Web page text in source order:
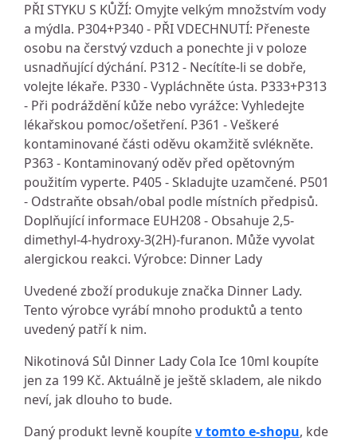
PŘI STYKU S KŮŽÍ: Omyjte velkým množstvím vody
a mýdla. P304+P340 - PŘI VDECHNUTÍ: Přeneste
osobu na čerstvý vzduch a ponechte ji v poloze
usnadňující dýchání. P312 - Necítíte-li se dobře,
volejte lékaře. P330 - Vypláchněte ústa. P333+P313
- Při podráždění kůže nebo vyrážce: Vyhledejte
lékařskou pomoc/ošetření. P361 - Veškeré
kontaminované části oděvu okamžitě svlékněte.
P363 - Kontaminovaný oděv před opětovným
použitím vyperte. P405 - Skladujte uzamčené. P501
- Odstraňte obsah/obal podle místních předpisů.
Doplňující informace EUH208 - Obsahuje 2,5-
dimethyl-4-hydroxy-3(2H)-furanon. Může vyvolat
alergickou reakci. Výrobce: Dinner Lady
Uvedené zboží produkuje značka Dinner Lady.
Tento výrobce vyrábí mnoho produktů a tento
uvedený patří k nim.
Nikotinová Sůl Dinner Lady Cola Ice 10ml koupíte
jen za 199 Kč. Aktuálně je ještě skladem, ale nikdo
neví, jak dlouho to bude.
Daný produkt levně koupítev tomto e-shopu, kde